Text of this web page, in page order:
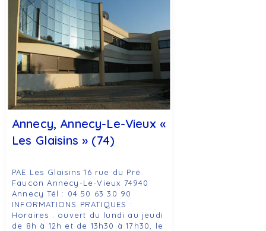
Annecy, Annecy-Le-Vieux «
Les Glaisins » (74)
PAE Les Glaisins 16 rue du Pré
Faucon Annecy-Le-Vieux 74940
Annecy Tél : 04 50 63 30 90
INFORMATIONS PRATIQUES :
Horaires : ouvert du lundi au jeudi
de 8h à 12h et de 13h30 à 17h30, le